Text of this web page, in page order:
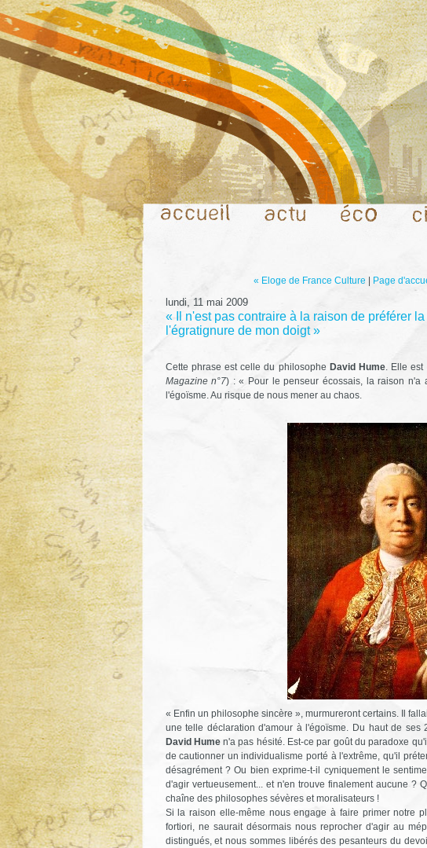
« Eloge de France Culture Page
lundi, 11 mai 2009
« Il n'est pas contraire à la raison de préférer
l'égratignure de mon doigt »
Cette phrase est celle du philosophe David Hume. Elle est
Magazine n°7) : « Pour le penseur écossais, la raison n'a
l'égoïsme. Au risque de nous mener au chaos.
« Enfin un philosophe ­sincère », murmureront certains. Il
une telle déclaration d'amour à l'égoïsme. Du haut de
David Humen'a pas hésité. Est-ce par goût du paradoxe
de cautionner un individualisme porté à l'extrême, qu'il
désagrément ? Ou bien ­exprime-t-il cyniquement le
d'agir vertueusement... et n'en trouve ­finalement aucune ?
chaîne des philosophes sévères et ­moralisateurs !
Si la raison elle-même nous engage à faire primer notre
fortiori, ne saurait désormais nous reprocher d'agir au
distingués, et nous sommes libérés des pesanteurs du